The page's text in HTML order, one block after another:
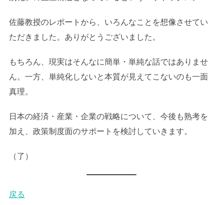
佐藤教授のレポートから、いろんなことを想像させてい
ただきました。ありがとうございました。
もちろん、現実はそんなに簡単・単純な話ではありませ
ん。一方、単純化しないと本質が見えてこないのも一面
真理。
日本の経済・産業・企業の戦略について、今後も熟考を
加え、政策制度面のサポートを検討していきます。
（了）
戻る